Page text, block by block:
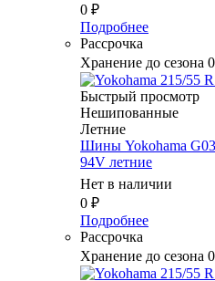
0 ₽
Подробнее
Рассрочка
Хранение до сезона
Быстрый просмотр
Нешипованные
Летние
Шины Yokohama
94V летние
Нет в наличии
0 ₽
Подробнее
Рассрочка
Хранение до сезона